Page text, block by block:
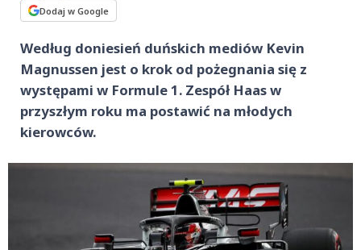
Dodaj w Google
Według doniesień duńskich mediów Kevin
Magnussen jest o krok od pożegnania się z
występami w Formule 1. Zespół Haas w
przyszłym roku ma postawić na młodych
kierowców.